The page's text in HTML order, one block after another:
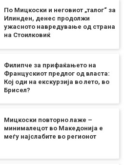
По Мицкоски и неговиот „талог“ за
Илинден, денес продолжи
ужасното навредување од страна
на Стоилковиќ
Филипче за прифаќањето на
Францускиот предлог од власта:
Кој оди на екскурзија во лето, во
Брисел?
Мицкоски повторно лаже –
минималецот во Македонија е
меѓу најслабите во регионот